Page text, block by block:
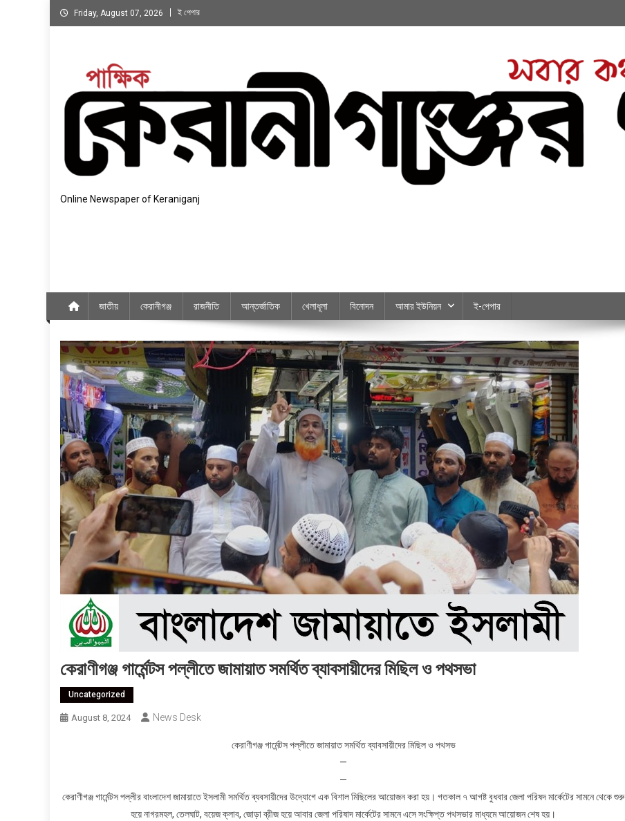
Skip
to
Friday, August 07, 2026 ই পেপার
Online Newspaper of Keraniganj
জাতীয় কেরানীগঞ্জ রাজনীতি আন্তর্জাতিক খেলাধূলা বিনোদন আমার ইউনিয়ন ই-পেপার
কেরাণীগঞ্জ গার্মেন্টস পল্লীতে জামায়াত সমর্থিত ব্যাবসায়ীদের মিছিল ও পথসভা
Uncategorized
August 8, 2024 News Desk
কেরাণীগঞ্জ গার্মেন্টস পল্লীতে জামায়াত সমর্থিত ব্যাবসায়ীদের মিছিল ও পথসভ
—
—
কেরাণীগঞ্জ গার্মেন্টস পল্লীর বাংলাদেশ জামায়াতে ইসলামী সমর্থিত ব্যবসায়ীদের উদ্যোগে এক বিশাল মিছিলের আয়োজন করা হয়। গতকাল ৭ আগষ্ট বুধবার জেলা পরিষদ মার্কেটের সামনে থেকে শুরু
হয়ে নাগরমহল, তেলঘাট, বয়েজ ক্লাব, জোড়া ব্রীজ হয়ে আবার জেলা পরিষাদ মার্কেটের সামনে এসে সংক্ষিপ্ত পথসভার মাধ্যমে আয়োজন শেষ হয়।